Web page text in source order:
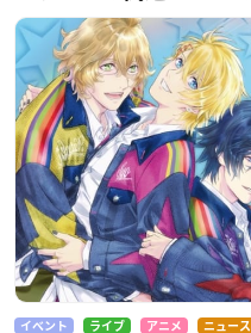
イベント ライブ アニメ ニュース